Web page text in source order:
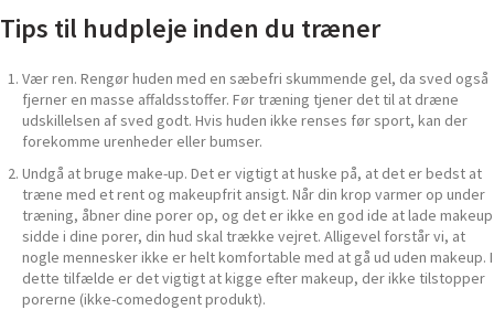
Tips til hudpleje inden du træner
Vær ren. Rengør huden med en sæbefri skummende gel, da sved også
fjerner en masse affaldsstoffer. Før træning tjener det til at dræne
udskillelsen af ​​sved godt. Hvis huden ikke renses før sport, kan der
forekomme urenheder eller bumser.
Undgå at bruge make-up. Det er vigtigt at huske på, at det er bedst at
træne med et rent og makeupfrit ansigt. Når din krop varmer op under
træning, åbner dine porer op, og det er ikke en god ide at lade makeup
sidde i dine porer, din hud skal trække vejret. Alligevel forstår vi, at
nogle mennesker ikke er helt komfortable med at gå ud uden makeup. I
dette tilfælde er det vigtigt at kigge efter makeup, der ikke tilstopper
porerne (ikke-comedogent produkt).